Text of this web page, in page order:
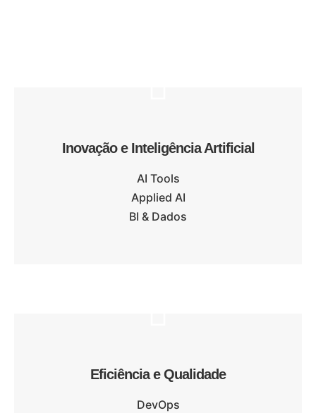
Inovação e Inteligência Artificial
AI Tools
Applied AI
BI & Dados
Eficiência e Qualidade
DevOps